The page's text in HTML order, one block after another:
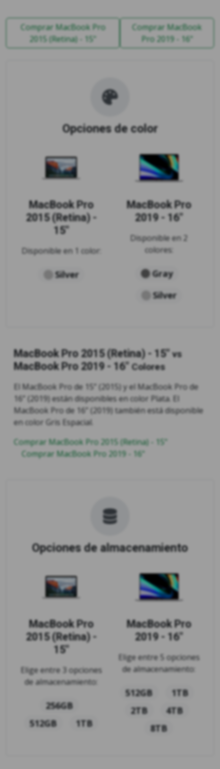
Comprar MacBook Pro
2015 (Retina) - 15"
Comprar MacBook
Pro 2019 - 16"
Opciones de color
MacBook Pro
2015 (Retina) -
15"
Disponible en 1 color:
Silver
MacBook Pro
2019 - 16"
Disponible en 2
colores:
Gray
Silver
MacBook Pro 2015 (Retina) - 15" vs
MacBook Pro 2019 - 16" Colores
El MacBook Pro de 15” (2015) y el MacBook Pro de
16” (2019) están disponibles en color Plata. El
MacBook Pro de 16” (2019) también está disponible
en color Gris Espacial.
Comprar MacBook Pro 2015 (Retina) - 15"
Comprar MacBook Pro 2019 - 16"
Opciones de almacenamiento
MacBook Pro
2015 (Retina) -
15"
Elige entre 3 opciones
de almacenamiento:
256GB
512GB
1TB
MacBook Pro
2019 - 16"
Elige entre 5 opciones
de almacenamiento:
512GB
1TB
2TB
4TB
8TB